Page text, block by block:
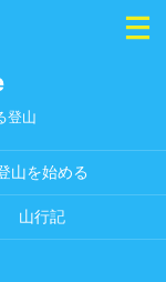
登山
山を始める
山行記